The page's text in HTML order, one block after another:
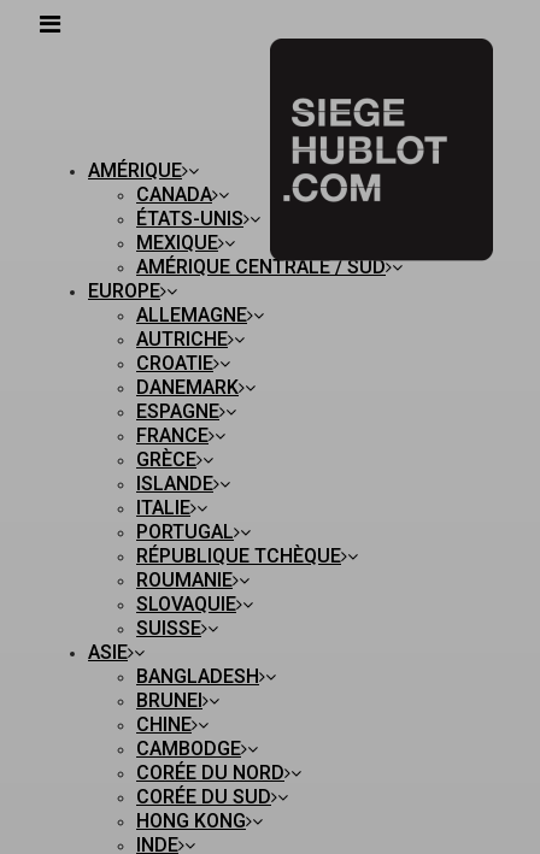
AMÉRIQUE
CANADA
ÉTATS-UNIS
MEXIQUE
AMÉRIQUE CENTRALE / SUD
EUROPE
ALLEMAGNE
AUTRICHE
CROATIE
DANEMARK
ESPAGNE
FRANCE
GRÈCE
ISLANDE
ITALIE
PORTUGAL
RÉPUBLIQUE TCHÈQUE
ROUMANIE
SLOVAQUIE
SUISSE
ASIE
BANGLADESH
BRUNEI
CHINE
CAMBODGE
CORÉE DU NORD
CORÉE DU SUD
HONG KONG
INDE